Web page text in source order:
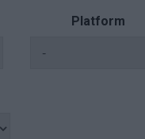
Platform